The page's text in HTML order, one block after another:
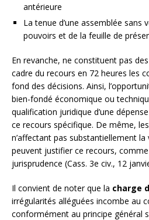
antérieure
La tenue d’une assemblée sans
pouvoirs et de la feuille de
En revanche, ne constituent pas
cadre du recours en 72 heures les
fond des décisions. Ainsi,
bien-fondé économique ou
qualification juridique d’une
ce recours spécifique. De même,
n’affectant pas substantiellement la
peuvent justifier ce recours, comme
jurisprudence (Cass. 3e civ., 12
Il convient de noter que la charge
irrégularités alléguées incombe au
conformément au principe général